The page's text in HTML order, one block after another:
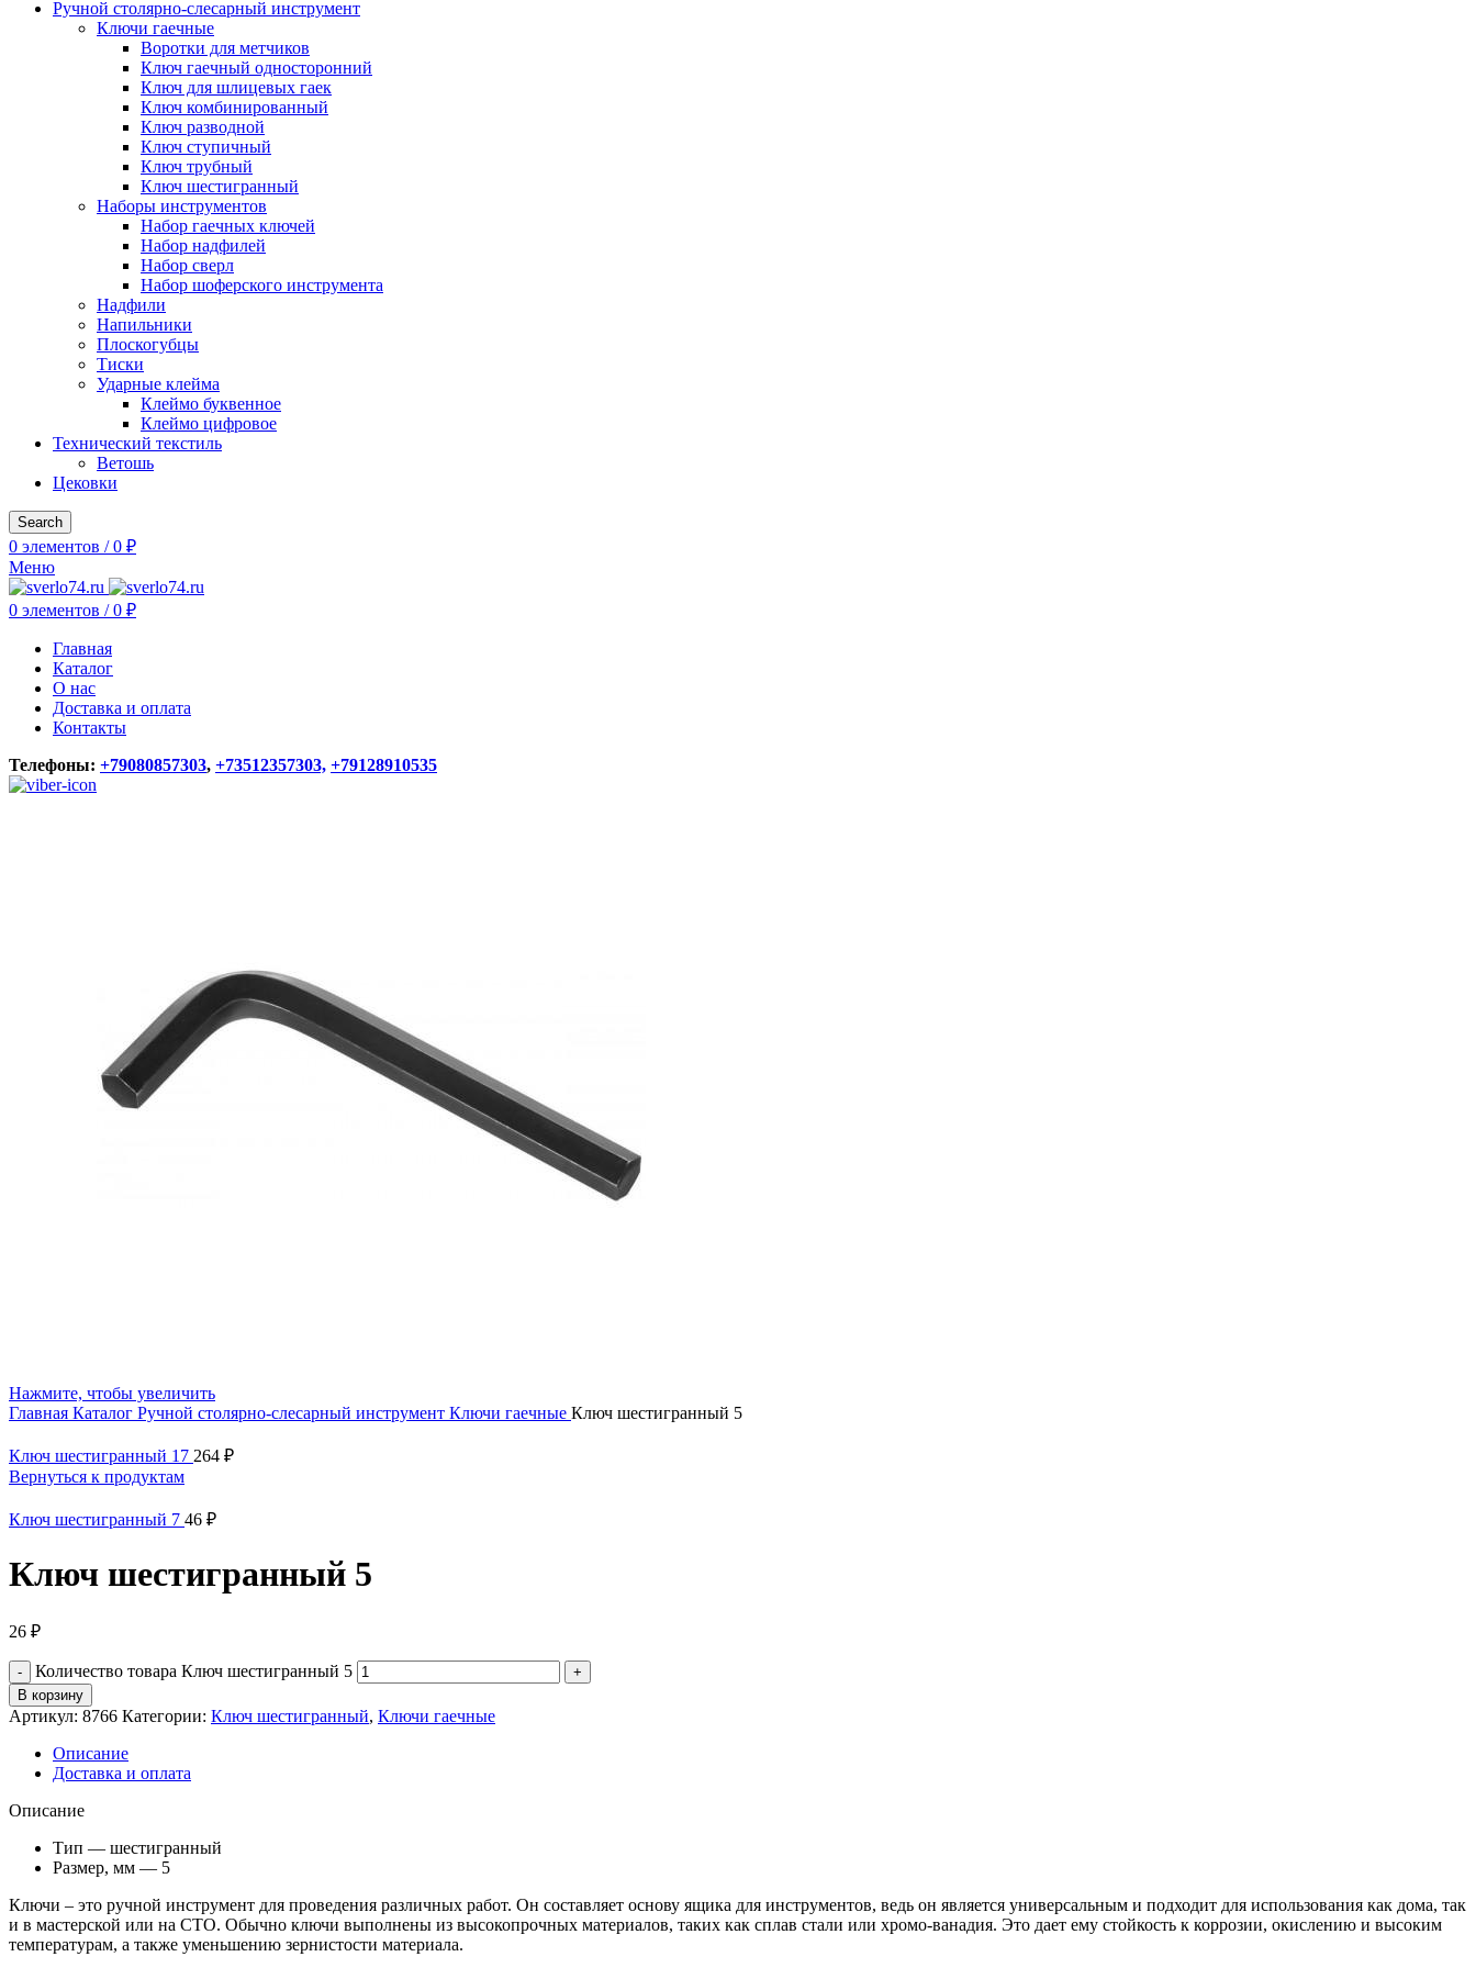
Ручной столярно-слесарный инструмент
Ключи гаечные
Воротки для метчиков
Ключ гаечный односторонний
Ключ для шлицевых гаек
Ключ комбинированный
Ключ разводной
Ключ ступичный
Ключ трубный
Ключ шестигранный
Наборы инструментов
Набор гаечных ключей
Набор надфилей
Набор сверл
Набор шоферского инструмента
Надфили
Напильники
Плоскогубцы
Тиски
Ударные клейма
Клеймо буквенное
Клеймо цифровое
Технический текстиль
Ветошь
Цековки
Search
0 элементов / 0 ₽
Меню
0 элементов / 0 ₽
Главная
Каталог
О нас
Доставка и оплата
Контакты
Телефоны: +79080857303, +73512357303, +79128910535
Нажмите, чтобы увеличить
Главная Каталог Ручной столярно-слесарный инструмент Ключи гаечные Ключ шестигранный 5
Ключ шестигранный 17 264 ₽
Вернуться к продуктам
Ключ шестигранный 7 46 ₽
Ключ шестигранный 5
26 ₽
Количество товара Ключ шестигранный 5
В корзину
Артикул: 8766 Категории: Ключ шестигранный, Ключи гаечные
Описание
Доставка и оплата
Описание
Тип — шестигранный
Размер, мм — 5
Ключи – это ручной инструмент для проведения различных работ. Он составляет основу ящика для инструментов, ведь он является универсальным и подходит для использования как дома, так
и в мастерской или на СТО. Обычно ключи выполнены из высокопрочных материалов, таких как сплав стали или хромо-ванадия. Это дает ему стойкость к коррозии, окислению и высоким
температурам, а также уменьшению зернистости материала.